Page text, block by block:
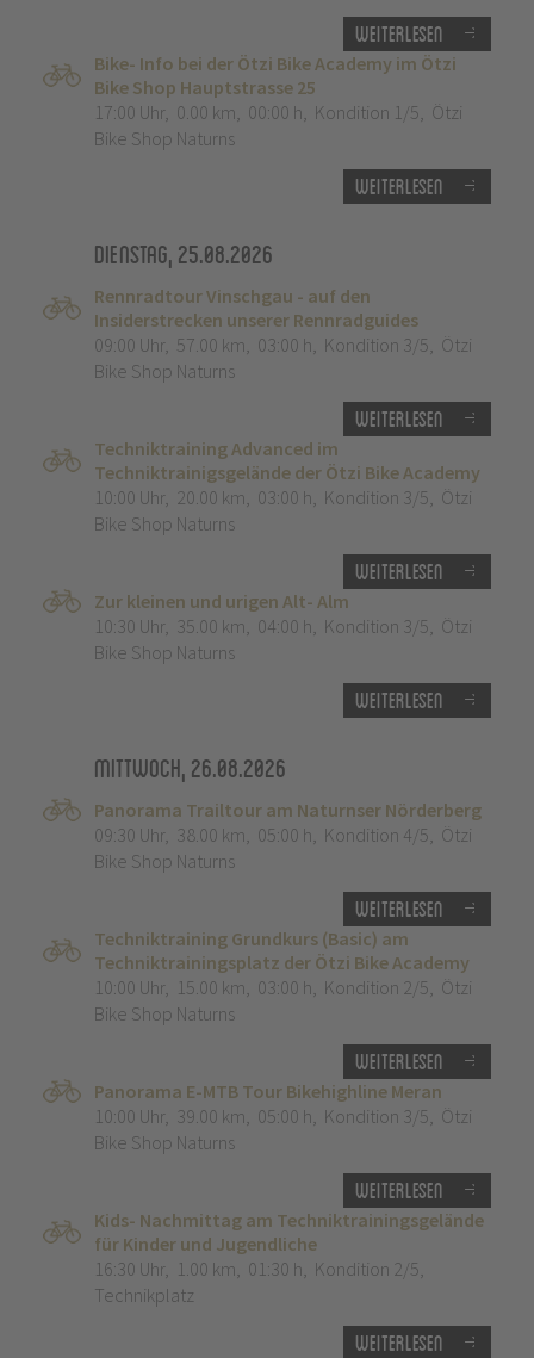
Weiterlesen
Bike- Info bei der Ötzi Bike Academy im Ötzi
Bike Shop Hauptstrasse 25
17:00 Uhr, 0.00 km, 00:00 h, Kondition 1/5, Ötzi
Bike Shop Naturns
Weiterlesen
Dienstag, 25.08.2026
Rennradtour Vinschgau - auf den
Insiderstrecken unserer Rennradguides
09:00 Uhr, 57.00 km, 03:00 h, Kondition 3/5, Ötzi
Bike Shop Naturns
Weiterlesen
Techniktraining Advanced im
Techniktrainigsgelände der Ötzi Bike Academy
10:00 Uhr, 20.00 km, 03:00 h, Kondition 3/5, Ötzi
Bike Shop Naturns
Weiterlesen
Zur kleinen und urigen Alt- Alm
10:30 Uhr, 35.00 km, 04:00 h, Kondition 3/5, Ötzi
Bike Shop Naturns
Weiterlesen
Mittwoch, 26.08.2026
Panorama Trailtour am Naturnser Nörderberg
09:30 Uhr, 38.00 km, 05:00 h, Kondition 4/5, Ötzi
Bike Shop Naturns
Weiterlesen
Techniktraining Grundkurs (Basic) am
Techniktrainingsplatz der Ötzi Bike Academy
10:00 Uhr, 15.00 km, 03:00 h, Kondition 2/5, Ötzi
Bike Shop Naturns
Weiterlesen
Panorama E-MTB Tour Bikehighline Meran
10:00 Uhr, 39.00 km, 05:00 h, Kondition 3/5, Ötzi
Bike Shop Naturns
Weiterlesen
Kids- Nachmittag am Techniktrainingsgelände
für Kinder und Jugendliche
16:30 Uhr, 1.00 km, 01:30 h, Kondition 2/5,
Technikplatz
Weiterlesen